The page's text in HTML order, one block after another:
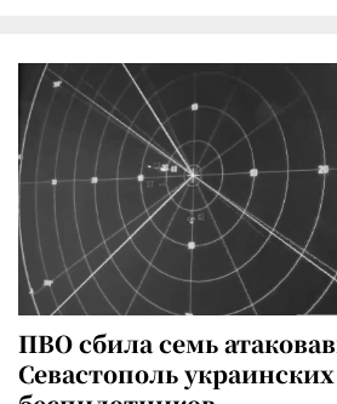
ПВО сбила семь
Севастополь украинских